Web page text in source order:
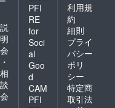
説
明
会
・
相
談
会
PFI
RE
for
Soci
al
Goo
d
CAM
PFI
利用規
約
細則
プライ
バシー
ポリ
シー
特定商
取引法